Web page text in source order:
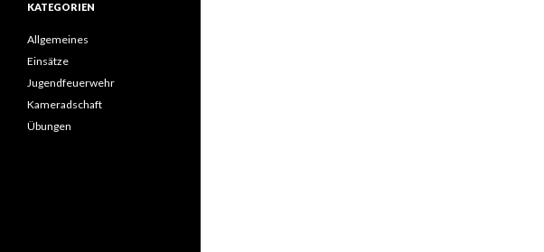
KATEGORIEN
Allgemeines
Einsätze
Jugendfeuerwehr
Kameradschaft
Übungen